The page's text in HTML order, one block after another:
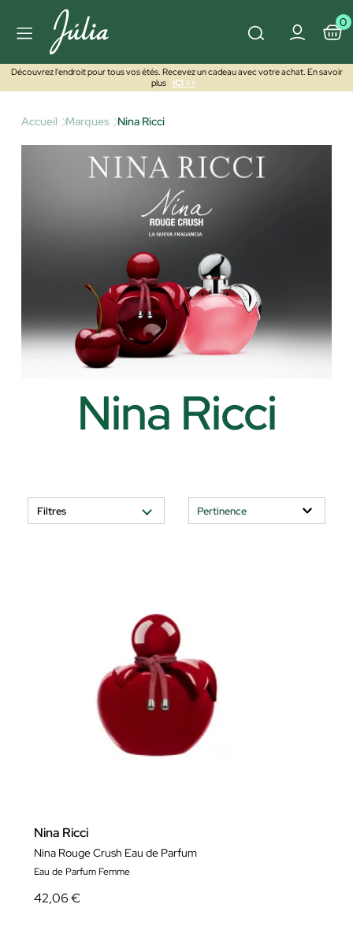
0
Découvrez l'endroit pour tous vos étés. Recevez un cadeau avec votre achat. En savoir
plus
ICI >>
Accueil Marques Nina Ricci
Nina Ricci
Filtres
Nina Ricci
Nina Rouge Crush Eau de Parfum
Eau de Parfum Femme
42,06 €